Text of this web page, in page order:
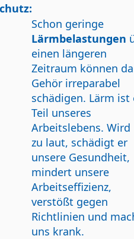
Schon geringe
Lärmbelastungen
einen längeren
Zeitraum können
Gehör irreparabel
schädigen. Lärm ist
Teil unseres
Arbeitslebens. Wird
zu laut, schädigt er
unsere Gesundheit,
mindert unsere
Arbeitseffizienz,
verstößt gegen
Richtlinien und
uns krank.